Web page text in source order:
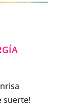
suerte!